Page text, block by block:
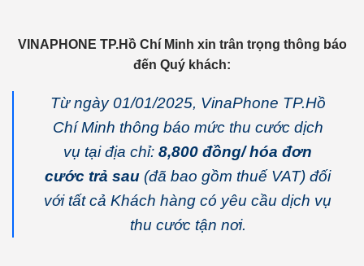
VINAPHONE TP.Hồ Chí Minh xin trân trọng thông báo
đến Quý khách:
Từ ngày 01/01/2025, VinaPhone TP.Hồ
Chí Minh thông báo mức thu cước dịch
vụ tại địa chỉ: 8,800 đồng/ hóa đơn
cước trả sau (đã bao gồm thuế VAT) đối
với tất cả Khách hàng có yêu cầu dịch vụ
thu cước tận nơi.